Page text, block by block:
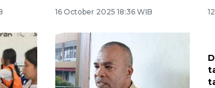
16 October 2025 18:36 WIB